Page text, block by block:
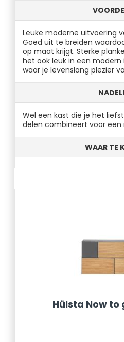
Leuke moderne uitvoering
Goed uit te breiden
op maat krijgt. Sterke
het ook leuk in een modern
waar je levenslang plezier
Wel een kast die je het
delen combineert voor een
WAAR TE
Hülsta Now to